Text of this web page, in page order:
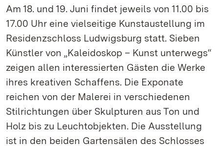
Am 18. und 19. Juni findet jeweils von 11.00 bis
17.00 Uhr eine vielseitige Kunstaustellung im
Residenzschloss Ludwigsburg statt. Sieben
Künstler von „Kaleidoskop – Kunst unterwegs“
zeigen allen interessierten Gästen die Werke
ihres kreativen Schaffens. Die Exponate
reichen von der Malerei in verschiedenen
Stilrichtungen über Skulpturen aus Ton und
Holz bis zu Leuchtobjekten. Die Ausstellung
ist in den beiden Gartensälen des Schlosses